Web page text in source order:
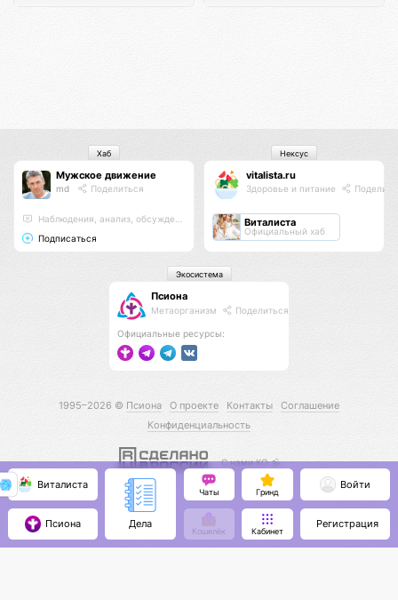
Мужское движение
md Поделиться
Наблюдения, анализ, обсуждения
Подписаться
Хаб
vitalista.ru
Здоровье и питание
Виталиста
Официальный хаб
Нексус
Псиона
Метаорганизм Поделиться
Официальные ресурсы:
Экосистема
1995–2026 © Псиона О проекте Контакты
Соглашение
Конфиденциальность
С нами КО 🕉️
Виталиста
Псиона Дела
Чаты Гринд
Кошелёк Кабинет
Войти
Регистрация